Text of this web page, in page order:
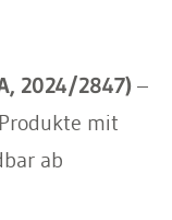
2024/2847) –
mit
ab